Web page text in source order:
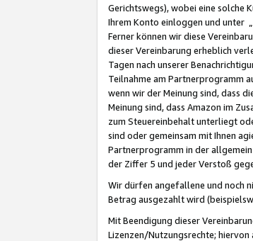
Gerichtswegs), wobei eine solche
Ihrem Konto einloggen und unter
Ferner können wir diese
dieser Vereinbarung erheblich
Tagen nach unserer
Teilnahme am Partnerprogramm
wenn wir der Meinung sind, dass
Meinung sind, dass Amazon im
zum Steuereinbehalt unterliegt
sind oder gemeinsam mit Ihnen
Partnerprogramm in der
der Ziffer 5 und jeder Verstoß
Wir dürfen angefallene und noch
Betrag ausgezahlt wird
Mit Beendigung dieser
Lizenzen/Nutzungsrechte;